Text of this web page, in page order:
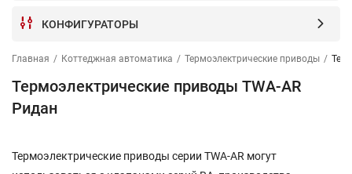
КОНФИГУРАТОРЫ
Главная / Коттеджная автоматика / Термоэлектрические приводы /
Термоэлектрические приводы TWA-AR
Ридан
Термоэлектрические приводы серии TWA-AR могут